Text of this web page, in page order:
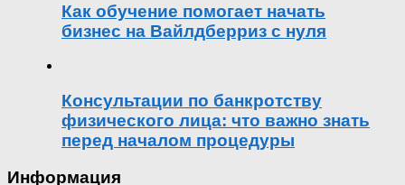
Как обучение помогает начать
бизнес на Вайлдберриз с нуля
Консультации по банкротству
физического лица: что важно знать
перед началом процедуры
Информация